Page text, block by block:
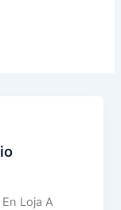
Loja A